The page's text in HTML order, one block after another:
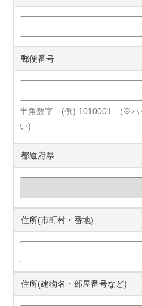
郵便番号
半角数字 (例) 1010001 (※ハ
い)
都道府県
住所(市町村・番地)
住所(建物名・部屋番号など)